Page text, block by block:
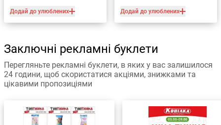
Додай до улюблених Додай до улюблених
Заключні рекламні буклети
Перегляньте рекламні буклети, в яких у вас залишилося
24 години, щоб скористатися акціями, знижками та
цікавими пропозиціями